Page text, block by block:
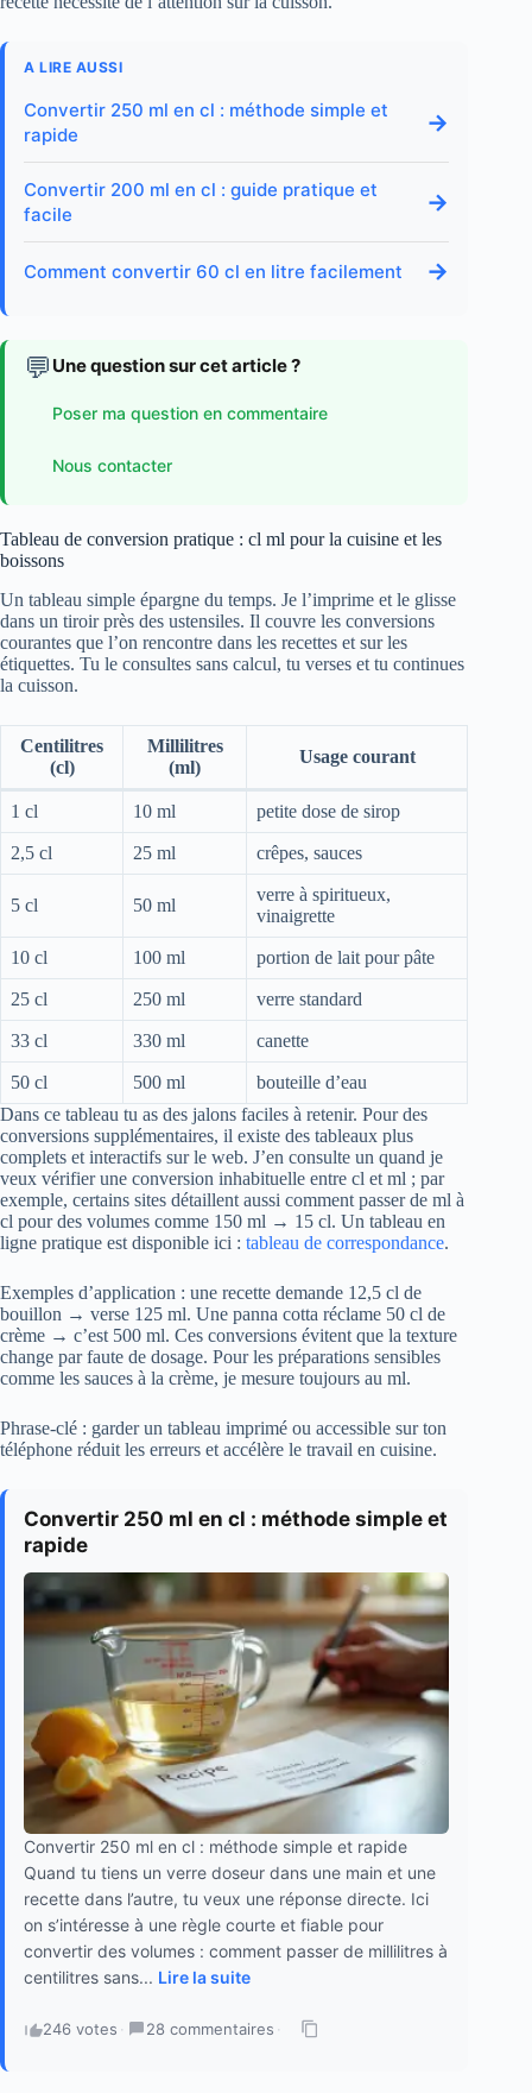
A LIRE AUSSI
Convertir 250 ml en cl : méthode simple et
rapide
→
Convertir 200 ml en cl : guide pratique et
facile
→
Comment convertir 60 cl en litre facilement →
💬 Une question sur cet article ?
Poser ma question en commentaire
Nous contacter
Tableau de conversion pratique : cl ml pour la cuisine et les
boissons
Un tableau simple épargne du temps. Je l’imprime et le glisse
dans un tiroir près des ustensiles. Il couvre les conversions
courantes que l’on rencontre dans les recettes et sur les
étiquettes. Tu le consultes sans calcul, tu verses et tu continues
la cuisson.
Centilitres
(cl)
Millilitres
(ml)
Usage courant
1 cl 10 ml petite dose de sirop
2,5 cl 25 ml crêpes, sauces
5 cl 50 ml
verre à spiritueux,
vinaigrette
10 cl 100 ml portion de lait pour pâte
25 cl 250 ml verre standard
33 cl 330 ml canette
50 cl 500 ml
bouteille d’eau
Dans ce tableau tu as des jalons faciles à retenir. Pour des
conversions supplémentaires, il existe des tableaux plus
complets et interactifs sur le web. J’en consulte un quand je
veux vérifier une conversion inhabituelle entre cl et ml ; par
exemple, certains sites détaillent aussi comment passer de ml à
cl pour des volumes comme 150 ml → 15 cl. Un tableau en
ligne pratique est disponible ici : tableau de correspondance.
Exemples d’application : une recette demande 12,5 cl de
bouillon → verse 125 ml. Une panna cotta réclame 50 cl de
crème → c’est 500 ml. Ces conversions évitent que la texture
change par faute de dosage. Pour les préparations sensibles
comme les sauces à la crème, je mesure toujours au ml.
Phrase-clé : garder un tableau imprimé ou accessible sur ton
téléphone réduit les erreurs et accélère le travail en cuisine.
Convertir 250 ml en cl : méthode simple et
rapide
Convertir 250 ml en cl : méthode simple et rapide
Quand tu tiens un verre doseur dans une main et une
recette dans l’autre, tu veux une réponse directe. Ici
on s’intéresse à une règle courte et fiable pour
convertir des volumes : comment passer de millilitres à
centilitres sans... Lire la suite
246 votes · 28 commentaires ·